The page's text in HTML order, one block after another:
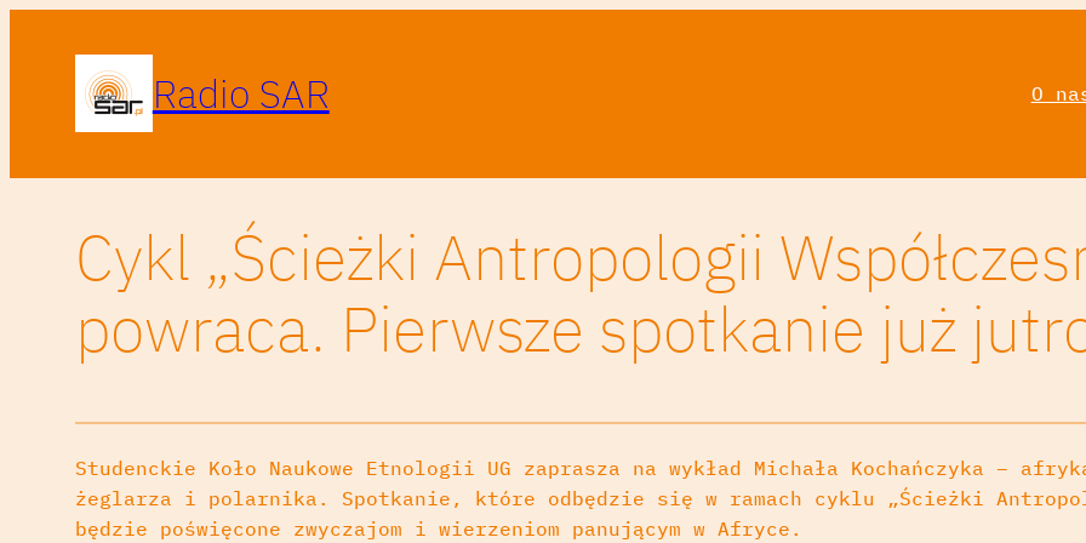
Radio SAR O
Cykl „Ścieżki Antropologii
powraca. Pierwsze spotkanie już
Studenckie Koło Naukowe Etnologii UG zaprasza na wykład Michała Kochańczyka –
żeglarza i polarnika. Spotkanie, które odbędzie się w ramach cyklu „Ścieżki
będzie poświęcone zwyczajom i wierzeniom panującym w Afryce.